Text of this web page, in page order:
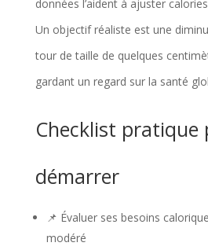
données l’aident à ajuster
Un objectif réaliste est une
tour de taille de quelques
gardant un regard sur la santé
Checklist pratique
démarrer
📌 Évaluer ses besoins
modéré